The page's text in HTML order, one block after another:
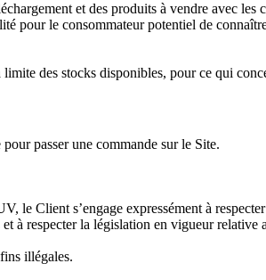
et des produits à vendre avec les
pour le consommateur potentiel de
des stocks disponibles, pour ce qui
passer une commande sur le Site.
Client s’engage expressément à
à respecter la législation en vigueur
illégales.